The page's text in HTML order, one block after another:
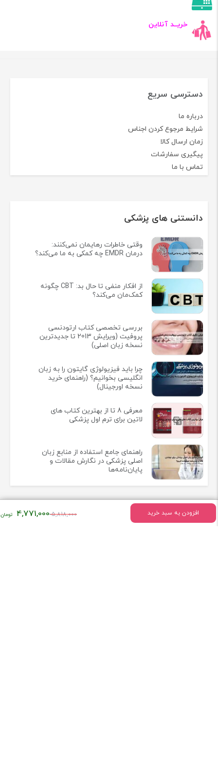
افزودن به سبد خرید 5,818,000قیمت
4,771,000
خریــد آنلاین
دسترسی سریع
درباره ما
شرایط مرجوع کردن اجناس
زمان ارسال کالا
پیگیری سفارشات
تماس با ما
دانستنی های پزشکی
وقتی خاطرات رهایمان نمی‌کنند:
درمان EMDR چه کمکی به ما می‌کند؟
از افکار منفی تا حال بد: CBT چگونه
کمک‌مان می‌کند؟
بررسی تخصصی کتاب ارتودنسی
پروفیت (ویرایش 2013 تا جدیدترین
نسخه زبان اصلی)
چرا باید فیزیولوژی گایتون را به زبان
انگلیسی بخوانیم؟ (راهنمای خرید
نسخه اورجینال)
معرفی 8 تا از بهترین کتاب های
لاتین برای ترم اول پزشکی
راهنمای جامع استفاده از منابع زبان
اصلی پزشکی در نگارش مقالات و
پایان‌نامه‌ها